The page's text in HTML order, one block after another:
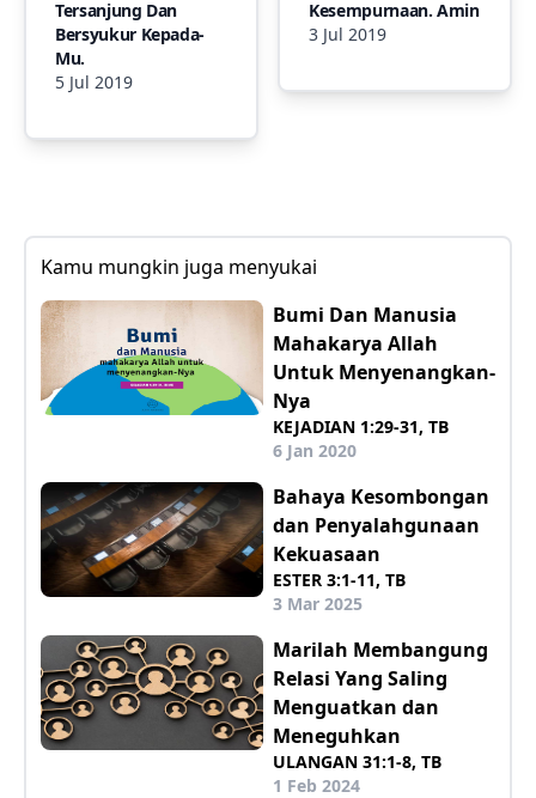
Tersanjung Dan
Bersyukur Kepada-
Mu.
5 Jul 2019
Kesempurnaan. Amin
3 Jul 2019
Kamu mungkin juga menyukai
Bumi Dan Manusia
Mahakarya Allah
Untuk Menyenangkan-
Nya
KEJADIAN 1:29-31, TB
6 Jan 2020
Bahaya Kesombongan
dan Penyalahgunaan
Kekuasaan
ESTER 3:1-11, TB
3 Mar 2025
Marilah Membangung
Relasi Yang Saling
Menguatkan dan
Meneguhkan
ULANGAN 31:1-8, TB
1 Feb 2024